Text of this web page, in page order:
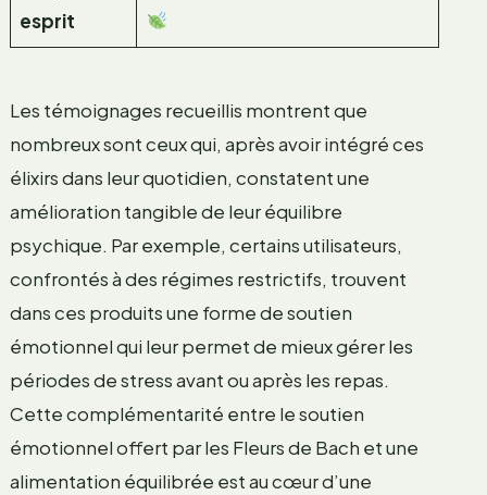
esprit
Les témoignages recueillis montrent que
nombreux sont ceux qui, après avoir intégré ces
élixirs dans leur quotidien, constatent une
amélioration tangible de leur équilibre
psychique. Par exemple, certains utilisateurs,
confrontés à des régimes restrictifs, trouvent
dans ces produits une forme de soutien
émotionnel qui leur permet de mieux gérer les
périodes de stress avant ou après les repas.
Cette complémentarité entre le soutien
émotionnel offert par les Fleurs de Bach et une
alimentation équilibrée est au cœur d’une